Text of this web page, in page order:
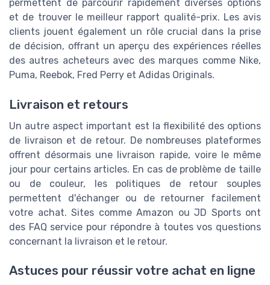
permettent de parcourir rapidement diverses options
et de trouver le meilleur rapport qualité-prix. Les avis
clients jouent également un rôle crucial dans la prise
de décision, offrant un aperçu des expériences réelles
des autres acheteurs avec des marques comme Nike,
Puma, Reebok, Fred Perry et Adidas Originals.
Livraison et retours
Un autre aspect important est la flexibilité des options
de livraison et de retour. De nombreuses plateformes
offrent désormais une livraison rapide, voire le même
jour pour certains articles. En cas de problème de taille
ou de couleur, les politiques de retour souples
permettent d'échanger ou de retourner facilement
votre achat. Sites comme Amazon ou JD Sports ont
des FAQ service pour répondre à toutes vos questions
concernant la livraison et le retour.
Astuces pour réussir votre achat en ligne